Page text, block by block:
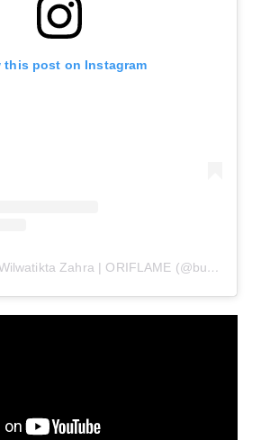
this post on Instagram
A post shared by Wilwatikta Zahra | ORIFLAME (@bundazahraoriflame)